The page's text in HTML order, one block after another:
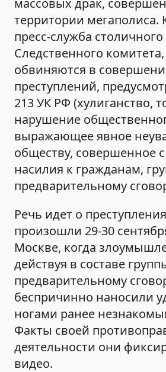
территории мегаполиса.
пресс-служба столичного
Следственного
обвиняются в
преступлений,
213 УК РФ (хулиганство,
нарушение
выражающее явное
обществу, совершенное
насилия к гражданам,
предварительному
Речь идет о
произошли 29-30
Москве, когда
действуя в составе
предварительному
беспричинно наносили
ногами ранее
Факты своей
деятельности они
видео.